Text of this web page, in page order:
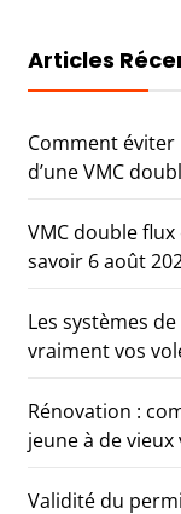
Articles
Comment éviter
d’une VMC
VMC double flux
savoir 6 août
Les systèmes
vraiment vos
Rénovation :
jeune à de
Validité du